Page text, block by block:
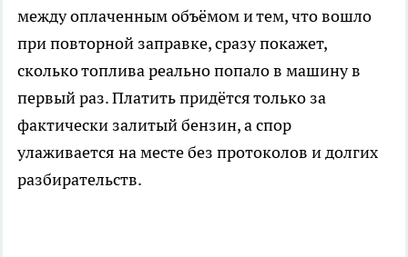
между оплаченным объёмом и тем, что вошло
при повторной заправке, сразу покажет,
сколько топлива реально попало в машину в
первый раз. Платить придётся только за
фактически залитый бензин, а спор
улаживается на месте без протоколов и долгих
разбирательств.